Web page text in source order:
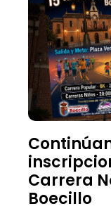
Carrera
Boecillo